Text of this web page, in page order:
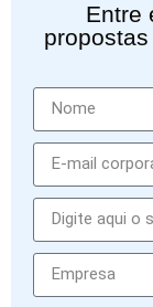
Entre